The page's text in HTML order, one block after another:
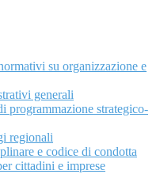
su organizzazione e
generali
programmazione strategico-
regionali
e codice di condotta
cittadini e imprese